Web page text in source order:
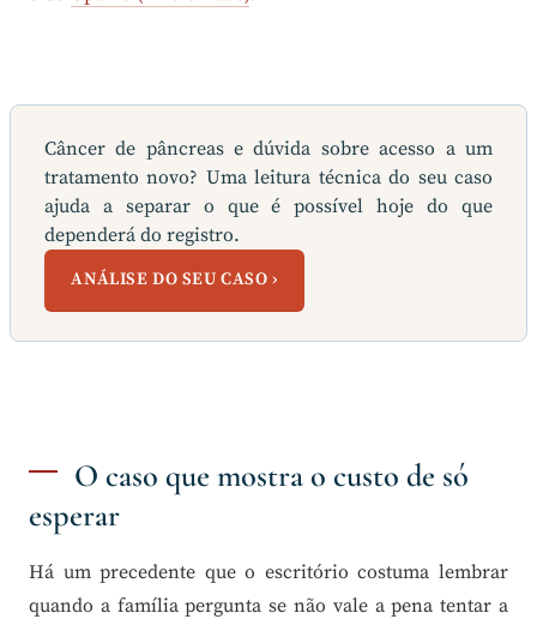
Câncer de pâncreas e dúvida sobre acesso a um
tratamento novo? Uma leitura técnica do seu caso
ajuda a separar o que é possível hoje do que
dependerá do registro.
ANÁLISE DO SEU CASO ›
O caso que mostra o custo de só
esperar
Há um precedente que o escritório costuma lembrar
quando a família pergunta se não vale a pena tentar a